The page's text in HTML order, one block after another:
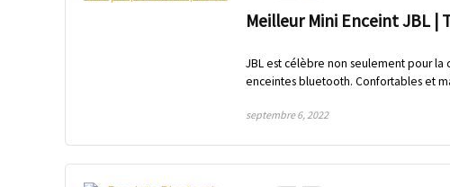
Meilleur Mini Enceint JBL |
JBL est célèbre non seulement pour
enceintes bluetooth. Confortables et
septembre 6, 2022